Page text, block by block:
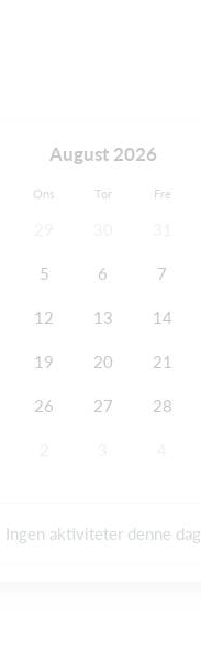
August 2026
Ons Tor Fre
5 6 7
12 13 14
19 20 21
26 27 28
Ingen aktiviteter denne dag